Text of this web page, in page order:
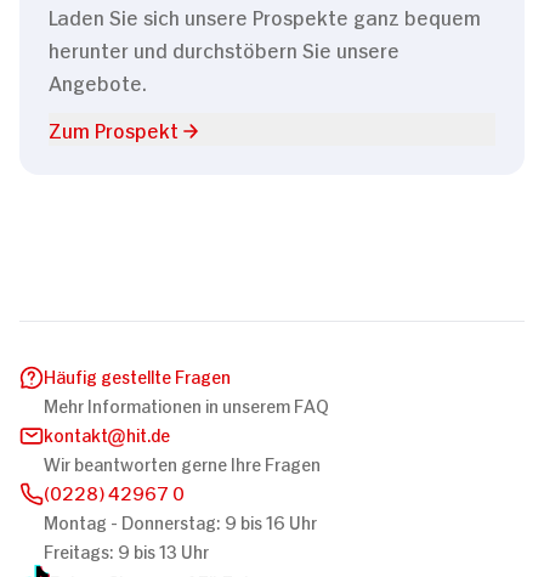
Laden Sie sich unsere Prospekte ganz bequem
herunter und durchstöbern Sie unsere
Angebote.
Zum Prospekt
Häufig gestellte Fragen
Mehr Informationen in unserem FAQ
kontakt
hit.de
Wir beantworten gerne Ihre Fragen
(0228) 42967 0
Montag - Donnerstag: 9 bis 16 Uhr
Freitags: 9 bis 13 Uhr